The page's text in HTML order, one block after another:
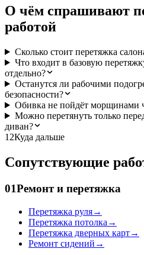
О чём спрашивают
работой
Сколько стоит перетяжка
Что входит в базовую
отдельно?
Останутся ли рабочими
безопасности?
Обивка не пойдёт морщинами
Можно перетянуть только
диван?
12Куда дальше
Сопутствующие
01Ремонт и перетяжка
Перетяжка руля→
Перетяжка потолка →
Перетяжка дверных карт→
Ремонт сидений →